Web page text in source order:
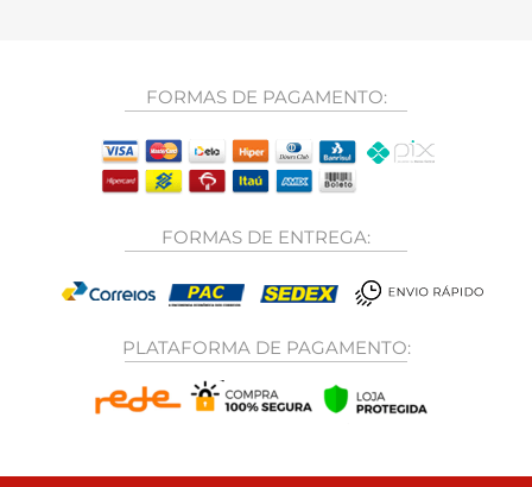
FORMAS DE PAGAMENTO:
FORMAS DE ENTREGA:
PLATAFORMA DE PAGAMENTO: